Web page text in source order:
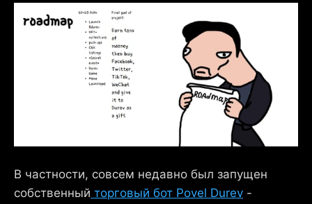
В частности, совсем недавно был запущен
собственный торговый бот Povel Durev -